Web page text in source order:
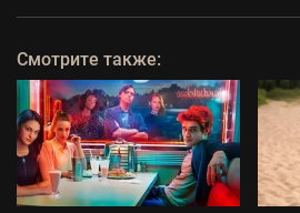
Смотрите также: